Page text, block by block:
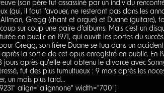
(son père fut assassiné par un individu
(qui, il faut l’avouer, ne resteront pas dans les
Allman, Gregg (chant et orgue) et Duane (guitare),
sur coup une paire d’albums. Mais c’est un
en public en 1971, qui ouvrit les portes du
Gregg, son frère Duane se tua dans un
la sortie de cet opus enregistré en public. En
jours après qu'elle eut obtenu le divorce avec
fut des plus tumultueux : 9 mois après les
un mois plus tard…
align="alignnone" width="700"]